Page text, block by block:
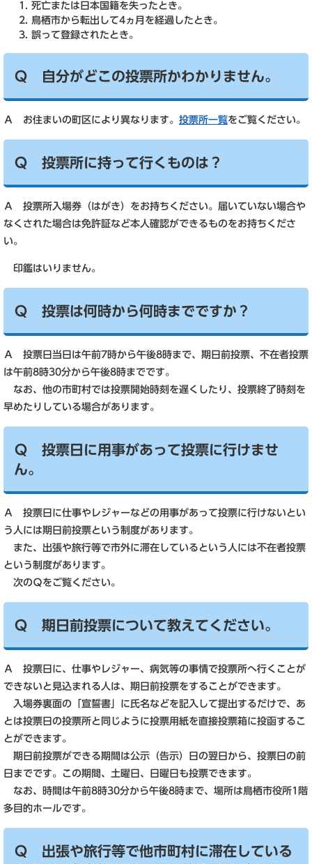
死亡または日本国籍を失ったとき。
鳥栖市から転出して4ヵ月を経過したとき。
誤って登録されたとき。
Ｑ 自分がどこの投票所かわかりません。
Ａ お住まいの町区により異なります。 投票所一覧をご覧ください。
Ｑ 投票所に持って行くものは？
Ａ 投票所入場券（はがき）をお持ちください。届いていない場合や
なくされた場合は免許証など本人確認ができるものをお持ちくださ
い。
印鑑はいりません。
Ｑ 投票は何時から何時までですか？
Ａ 投票日当日は午前7時から午後8時まで、期日前投票、不在者投票
は午前8時30分から午後8時までです。
なお、他の市町村では投票開始時刻を遅くしたり、投票終了時刻を
早めたりしている場合があります。
Ｑ 投票日に用事があって投票に行けませ
ん。
Ａ 投票日に仕事やレジャーなどの用事があって投票に行けないとい
う人には期日前投票という制度があります。
また、出張や旅行等で市外に滞在しているという人には不在者投票
という制度があります。
次のＱをご覧ください。
Ｑ 期日前投票について教えてください。
Ａ 投票日に、仕事やレジャー、病気等の事情で投票所へ行くことが
できないと見込まれる人は、期日前投票をすることができます。
入場券裏面の「宣誓書」に氏名などを記入して提出するだけで、あ
とは投票日の投票所と同じように投票用紙を直接投票箱に投函するこ
とができます。
期日前投票ができる期間は公示（告示）日の翌日から、投票日の前
日までです。この期間、土曜日、日曜日も投票できます。
なお、時間は午前8時30分から午後8時まで、場所は鳥栖市役所1階
多目的ホールです。
Ｑ 出張や旅行等で他市町村に滞在している